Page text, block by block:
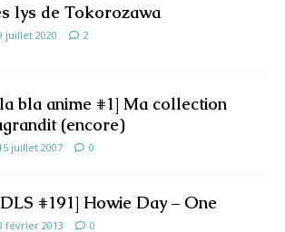
lys de Tokorozawa
juillet 2020 2
bla anime #1] Ma collection
(encore)
juillet 2007 0
#191] Howie Day – One
février 2013 0